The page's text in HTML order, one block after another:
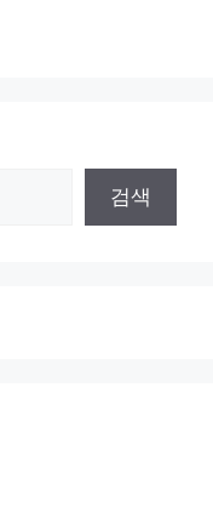
검색